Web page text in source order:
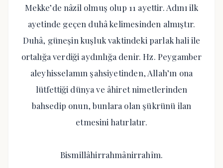
Mekke’de nâzil olmuş olup 11 ayettir. Adını ilk
ayetinde geçen duhâ kelimesinden almıştır.
Duhâ, güneşin kuşluk vaktindeki parlak hali ile
ortalığa verdiği aydınlığa denir. Hz. Peygamber
aleyhisselamın şahsiyetinden, Allah’ın ona
lütfettiği dünya ve âhiret nimetlerinden
bahsedip onun, bunlara olan şükrünü ilan
etmesini hatırlatır.
Bismillâhirrahmânirrahîm.